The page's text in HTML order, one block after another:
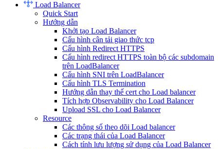
Load Balancer
Quick Start
Hướng dẫn
Khởi tạo Load Balancer
Cấu hình cân tải giao thức tcp
Cấu hình Redirect HTTPS
Cấu hình redirect HTTPS toàn bộ các subdomain
trên LoadBalancer
Cấu hình SNI trên LoadBalancer
Cấu hình TLS Termination
Hướng dẫn thay thế cert cho Load balancer
Tích hợp Observability cho Load Balancer
Upload SSL cho Load Balancer
Resource
Các thông số theo dõi Load balancer
Các trạng thái của Load Balancer
Cách tính lưu lượng sử dụng của Load Balancer